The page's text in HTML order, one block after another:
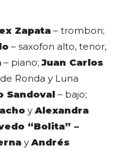
Zapata – trombon;
– saxofon alto, tenor,
– piano;Juan Carlos
Ronda y Luna
Sandoval – bajo;
y Alexandra
“Bolita” –
y Andrés